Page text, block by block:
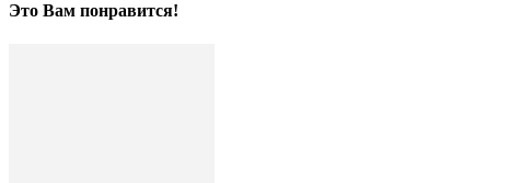
Это Вам понравится!